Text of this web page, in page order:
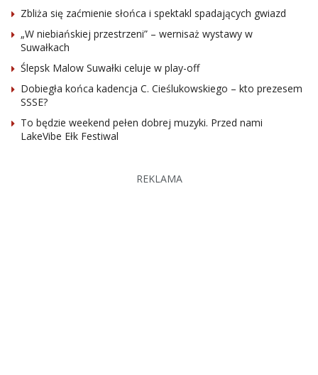
Zbliża się zaćmienie słońca i spektakl spadających gwiazd
„W niebiańskiej przestrzeni” – wernisaż wystawy w
Suwałkach
Ślepsk Malow Suwałki celuje w play-off
Dobiegła końca kadencja C. Cieślukowskiego – kto prezesem
SSSE?
To będzie weekend pełen dobrej muzyki. Przed nami
LakeVibe Ełk Festiwal
REKLAMA